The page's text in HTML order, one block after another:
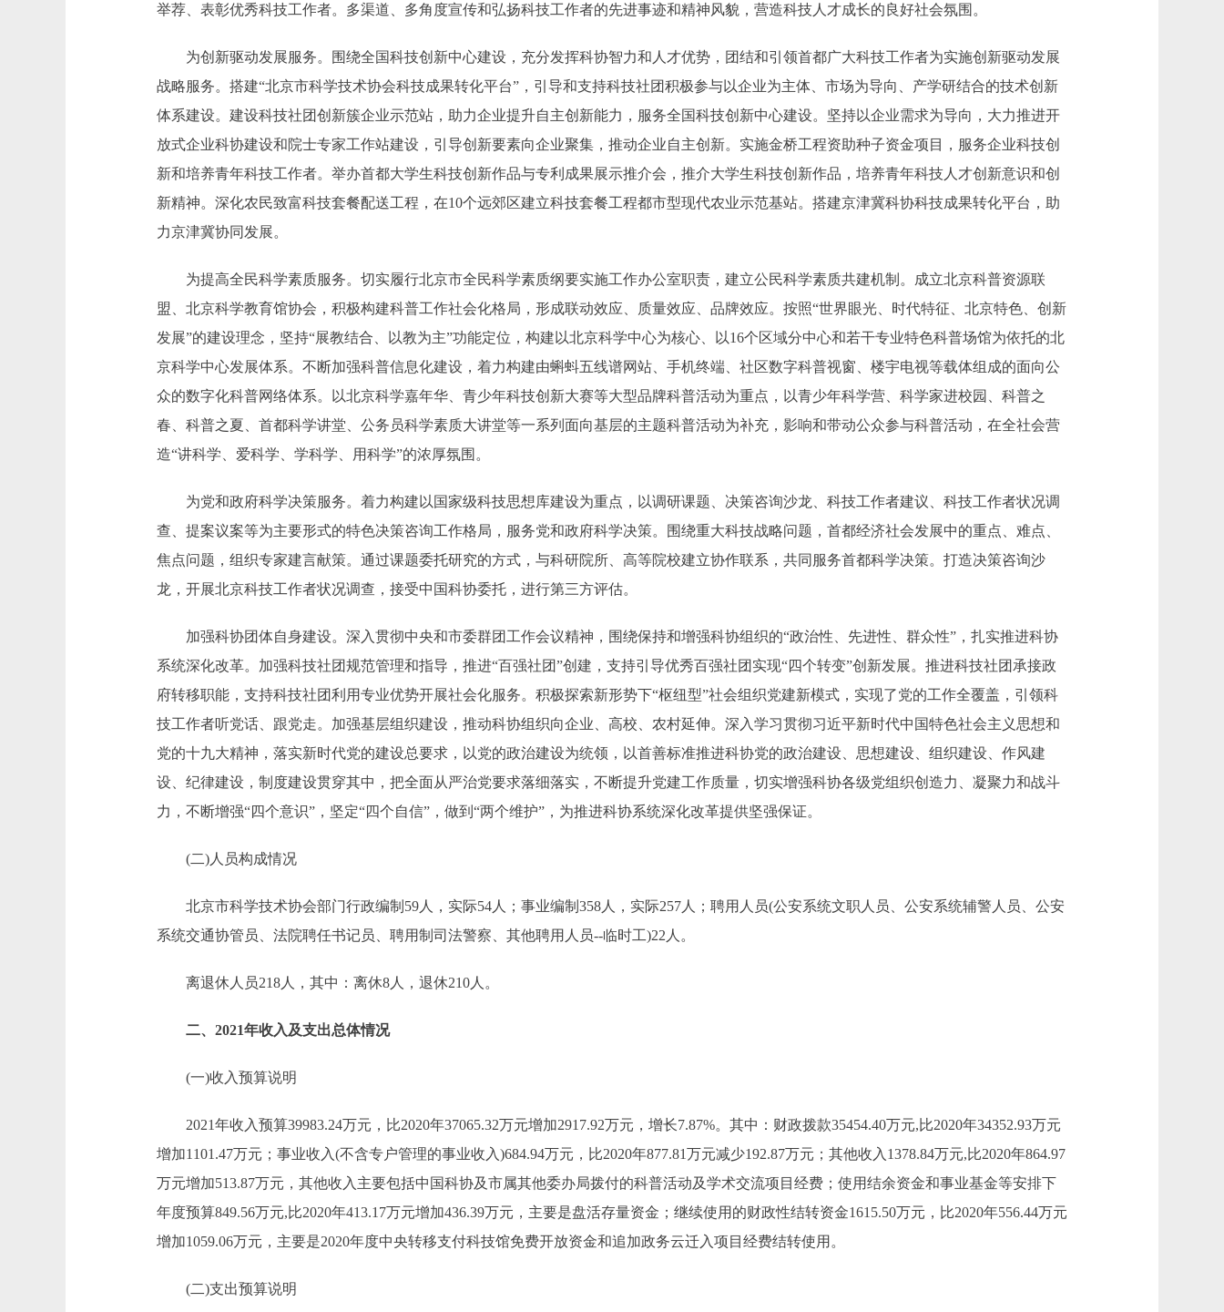
举荐、表彰优秀科技工作者。多渠道、多角度宣传和弘扬科技工作者的先进事迹和精神风貌，营造科技人才成长的良好社会氛围。
为创新驱动发展服务。围绕全国科技创新中心建设，充分发挥科协智力和人才优势，团结和引领首都广大科技工作者为实施创新驱动发展
战略服务。搭建“北京市科学技术协会科技成果转化平台”，引导和支持科技社团积极参与以企业为主体、市场为导向、产学研结合的技术创新
体系建设。建设科技社团创新簇企业示范站，助力企业提升自主创新能力，服务全国科技创新中心建设。坚持以企业需求为导向，大力推进开
放式企业科协建设和院士专家工作站建设，引导创新要素向企业聚集，推动企业自主创新。实施金桥工程资助种子资金项目，服务企业科技创
新和培养青年科技工作者。举办首都大学生科技创新作品与专利成果展示推介会，推介大学生科技创新作品，培养青年科技人才创新意识和创
新精神。深化农民致富科技套餐配送工程，在10个远郊区建立科技套餐工程都市型现代农业示范基站。搭建京津冀科协科技成果转化平台，助
力京津冀协同发展。
为提高全民科学素质服务。切实履行北京市全民科学素质纲要实施工作办公室职责，建立公民科学素质共建机制。成立北京科普资源联
盟、北京科学教育馆协会，积极构建科普工作社会化格局，形成联动效应、质量效应、品牌效应。按照“世界眼光、时代特征、北京特色、创新
发展”的建设理念，坚持“展教结合、以教为主”功能定位，构建以北京科学中心为核心、以16个区域分中心和若干专业特色科普场馆为依托的北
京科学中心发展体系。不断加强科普信息化建设，着力构建由蝌蚪五线谱网站、手机终端、社区数字科普视窗、楼宇电视等载体组成的面向公
众的数字化科普网络体系。以北京科学嘉年华、青少年科技创新大赛等大型品牌科普活动为重点，以青少年科学营、科学家进校园、科普之
春、科普之夏、首都科学讲堂、公务员科学素质大讲堂等一系列面向基层的主题科普活动为补充，影响和带动公众参与科普活动，在全社会营
造“讲科学、爱科学、学科学、用科学”的浓厚氛围。
为党和政府科学决策服务。着力构建以国家级科技思想库建设为重点，以调研课题、决策咨询沙龙、科技工作者建议、科技工作者状况调
查、提案议案等为主要形式的特色决策咨询工作格局，服务党和政府科学决策。围绕重大科技战略问题，首都经济社会发展中的重点、难点、
焦点问题，组织专家建言献策。通过课题委托研究的方式，与科研院所、高等院校建立协作联系，共同服务首都科学决策。打造决策咨询沙
龙，开展北京科技工作者状况调查，接受中国科协委托，进行第三方评估。
加强科协团体自身建设。深入贯彻中央和市委群团工作会议精神，围绕保持和增强科协组织的“政治性、先进性、群众性”，扎实推进科协
系统深化改革。加强科技社团规范管理和指导，推进“百强社团”创建，支持引导优秀百强社团实现“四个转变”创新发展。推进科技社团承接政
府转移职能，支持科技社团利用专业优势开展社会化服务。积极探索新形势下“枢纽型”社会组织党建新模式，实现了党的工作全覆盖，引领科
技工作者听党话、跟党走。加强基层组织建设，推动科协组织向企业、高校、农村延伸。深入学习贯彻习近平新时代中国特色社会主义思想和
党的十九大精神，落实新时代党的建设总要求，以党的政治建设为统领，以首善标准推进科协党的政治建设、思想建设、组织建设、作风建
设、纪律建设，制度建设贯穿其中，把全面从严治党要求落细落实，不断提升党建工作质量，切实增强科协各级党组织创造力、凝聚力和战斗
力，不断增强“四个意识”，坚定“四个自信”，做到“两个维护”，为推进科协系统深化改革提供坚强保证。
(二)人员构成情况
北京市科学技术协会部门行政编制59人，实际54人；事业编制358人，实际257人；聘用人员(公安系统文职人员、公安系统辅警人员、公安
系统交通协管员、法院聘任书记员、聘用制司法警察、其他聘用人员--临时工)22人。
离退休人员218人，其中：离休8人，退休210人。
二、2021年收入及支出总体情况
(一)收入预算说明
2021年收入预算39983.24万元，比2020年37065.32万元增加2917.92万元，增长7.87%。其中：财政拨款35454.40万元,比2020年34352.93万元
增加1101.47万元；事业收入(不含专户管理的事业收入)684.94万元，比2020年877.81万元减少192.87万元；其他收入1378.84万元,比2020年864.97
万元增加513.87万元，其他收入主要包括中国科协及市属其他委办局拨付的科普活动及学术交流项目经费；使用结余资金和事业基金等安排下
年度预算849.56万元,比2020年413.17万元增加436.39万元，主要是盘活存量资金；继续使用的财政性结转资金1615.50万元，比2020年556.44万元
增加1059.06万元，主要是2020年度中央转移支付科技馆免费开放资金和追加政务云迁入项目经费结转使用。
(二)支出预算说明